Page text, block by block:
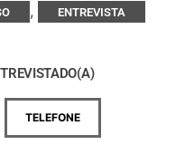
, ENTREVISTA
TELEFONE